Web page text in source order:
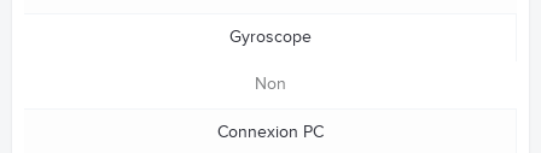
Gyroscope
Non
Connexion PC